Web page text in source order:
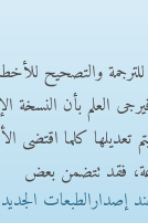
والتصحيح
العلم بأن النسخة
يتم تعديلها كلما اقتضى
فقد تتضمن بعض
إصدارالطبعات